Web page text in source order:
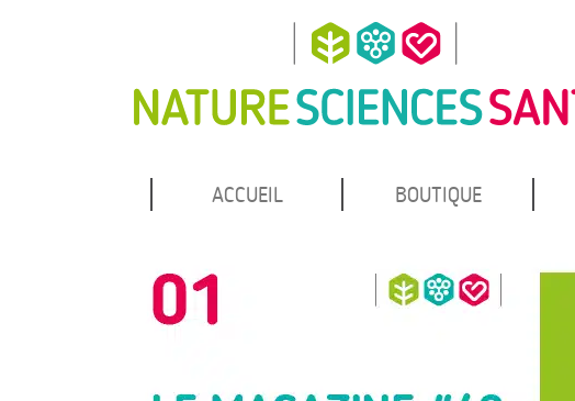
Nature Sciences Santé
ACCUEIL BOUTIQUE